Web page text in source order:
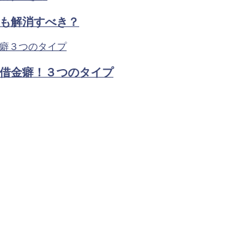
解消すべき？
金癖！３つのタイプ